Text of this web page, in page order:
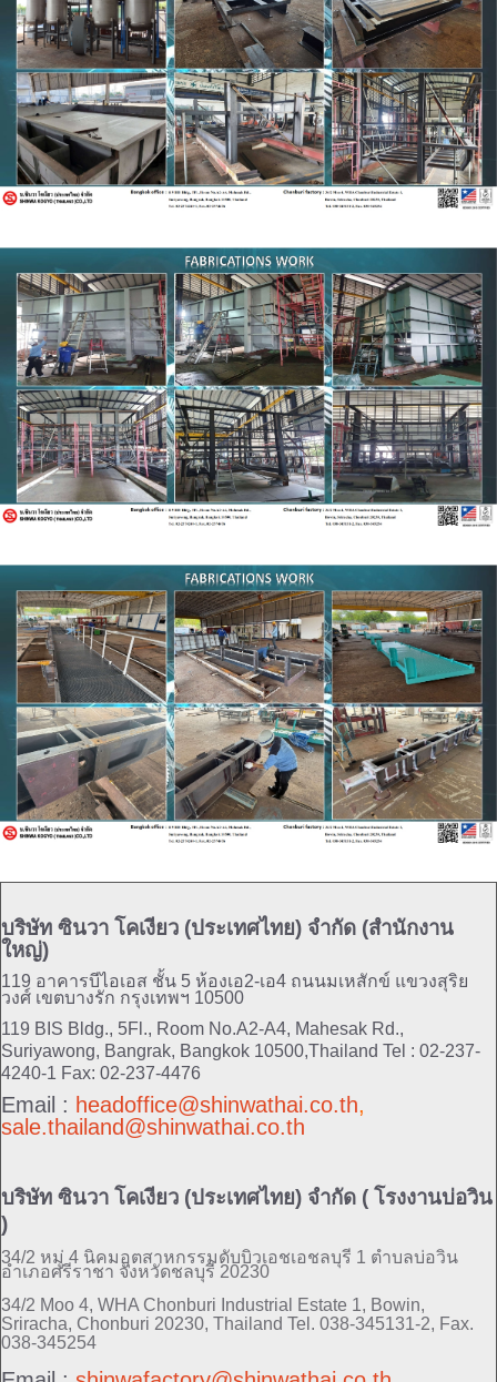
บริษัท ซินวา โคเงียว (ประเทศไทย) จำกัด (สำนักงาน
ใหญ่)
119 อาคารบีไอเอส ชั้น 5 ห้องเอ2-เอ4 ถนนมเหสักข์ แขวงสุริย
วงศ์ เขตบางรัก กรุงเทพฯ 10500
119 BIS Bldg., 5Fl., Room No.A2-A4, Mahesak Rd.,
Suriyawong, Bangrak, Bangkok 10500,Thailand Tel : 02-237-
4240-1 Fax: 02-237-4476
Email : headoffice@shinwathai.co.th,
sale.thailand@shinwathai.co.th
บริษัท ซินวา โคเงียว (ประเทศไทย) จำกัด ( โรงงานบ่อวิน
)
34/2 หมู่ 4 นิคมอุตสาหกรรมดับบิวเอชเอชลบุรี 1 ตำบลบ่อวิน
อำเภอศรีราชา จังหวัดชลบุรี 20230
34/2 Moo 4, WHA Chonburi Industrial Estate 1, Bowin,
Sriracha, Chonburi 20230, Thailand Tel. 038-345131-2, Fax.
038-345254